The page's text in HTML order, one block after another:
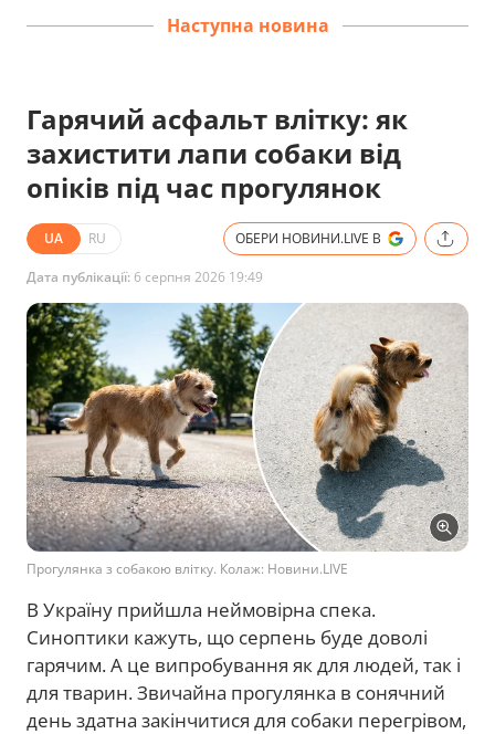
Наступна новина
Гарячий асфальт влітку: як
захистити лапи собаки від
опіків під час прогулянок
UA RU ОБЕРИ НОВИНИ.LIVE В
Дата публікації: 6 серпня 2026 19:49
Прогулянка з собакою влітку. Колаж: Новини.LIVE
В Україну прийшла неймовірна спека.
Синоптики кажуть, що серпень буде доволі
гарячим. А це випробування як для людей, так і
для тварин. Звичайна прогулянка в сонячний
день здатна закінчитися для собаки перегрівом,